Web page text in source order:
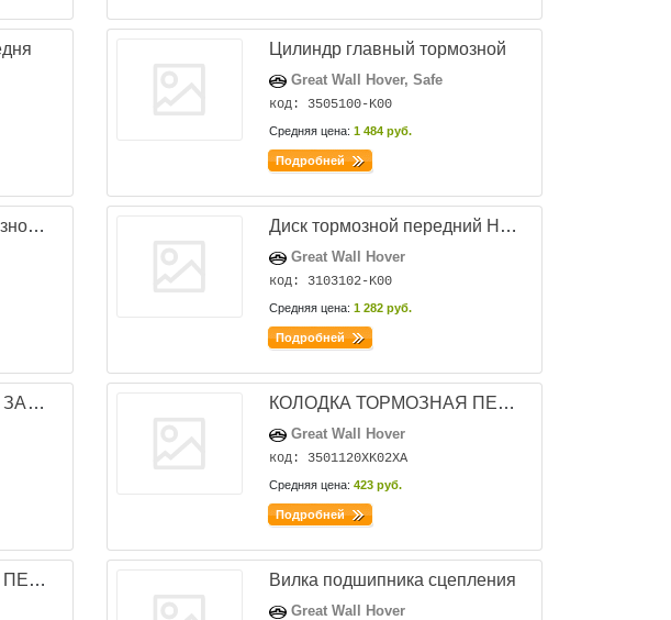
Цилиндр главный тормозной
Great Wall Hover, Safe
код: 3505100-K00
Средняя цена:1 484 руб.
Подробней
Цилиндр главный тормозной под ABS Диск тормозной передний HOVER,SAFE F1 - 3501102-K00
Great Wall Hover
код: 3103102-K00
Средняя цена:1 282 руб.
Подробней
КОЛОДКА ТОРМОЗНАЯ ЗАДНЯЯ (1 К-Т: 4 ШТ.) HOVER, SAFE F1 3502150-K00 КОЛОДКА ТОРМОЗНАЯ ПЕРЕДНЯЯ (КОМПЛЕКТ) GW HOVER H5 (ДИЗЕЛЬ)
Great Wall Hover
код: 3501120XK02XA
Средняя цена:423 руб.
Подробней
КОЛОДКА ТОРМОЗНАЯ ПЕРЕДНЯЯ (К-Т 4 ШТ) GW PERI,COOLBEAR,FLORID Вилка подшипника сцепления
Great Wall Hover